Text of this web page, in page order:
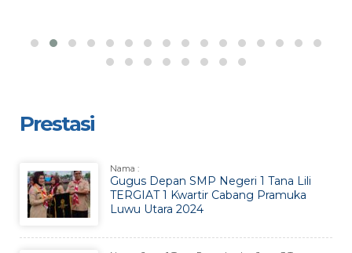
Prestasi
Nama :
Gugus Depan SMP Negeri 1 Tana Lili
TERGIAT 1 Kwartir Cabang Pramuka
Luwu Utara 2024